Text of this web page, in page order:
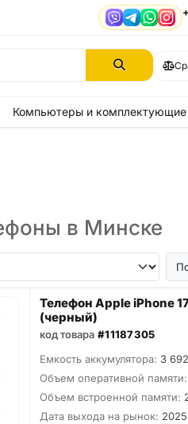
ViberTelegram
Компьютеры и комплектующие
в Минске
Телефон Apple iPhone
(черный)
код товара #11187305
Емкость аккумулятора: 3
Объем оперативной памяти:
Объем встроенной памяти:
Дата выхода на рынок: